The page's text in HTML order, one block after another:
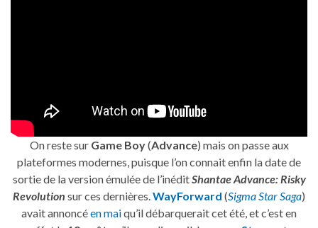
On reste sur Game Boy(Advance) mais on passe aux
plateformes modernes, puisque l’on connait enfin la date de
sortie de la version émulée de l’inéditShantae Advance: Risky
Revolution sur ces dernières.WayForward (Sigma Star Saga)
avait annoncéen maiqu’il débarquerait cet été, et c’est en